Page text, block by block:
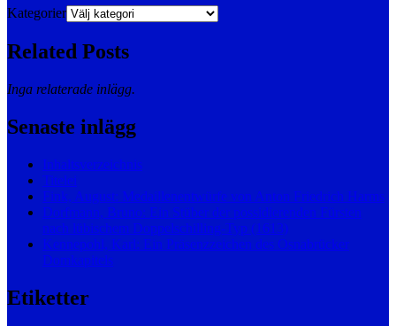
Kategorier
Related Posts
Inga relaterade inlägg.
Senaste inlägg
Inhaltsverzeichnis
Titelei
Fink, August: Medaillenentwürfe von Anton Friedrich Harms
Dorfmann, Bruno: Ein Stüber der possidierenden Fürsten
nach lübischem Doppelschilling-Typ (1613)
Kennepohl, Karl: Ein Präsenzzeichen des Osnabrücker
Domkapitels
Etiketter